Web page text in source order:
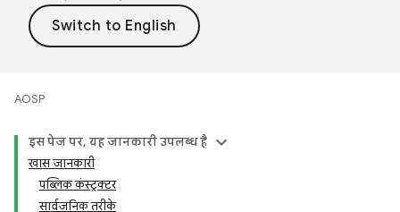
AOSP
इस पेज पर, यह जानकारी उपलब्ध है
खास जानकारी
पब्लिक कंस्ट्रक्टर
सार्वजनिक तरीके